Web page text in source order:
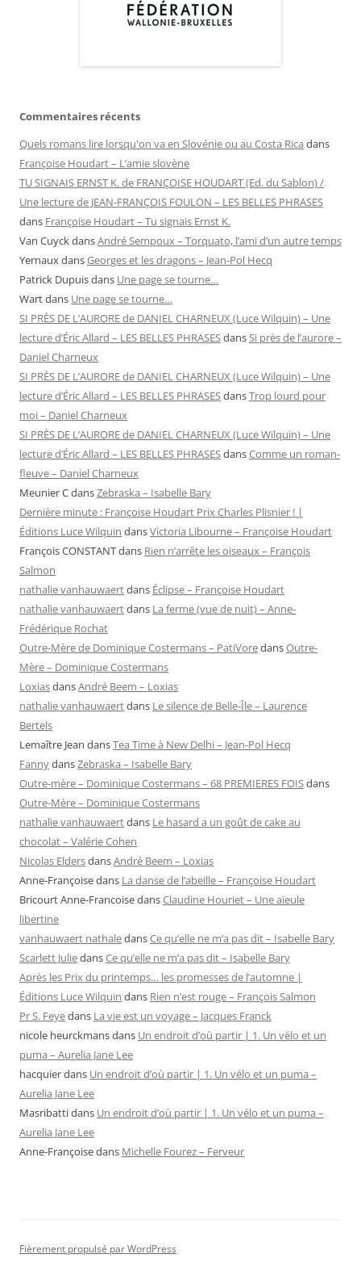
Commentaires récents
Quels romans lire lorsqu'on va en Slovénie ou au Costa Rica dans
Françoise Houdart – L’amie slovène
TU SIGNAIS ERNST K. de FRANÇOISE HOUDART (Ed. du Sablon) /
Une lecture de JEAN-FRANÇOIS FOULON – LES BELLES PHRASES
dans Françoise Houdart – Tu signais Ernst K.
Van CuyckdansAndré Sempoux – Torquato, l’ami d’un autre temps
YernauxdansGeorges et les dragons – Jean-Pol Hecq
Patrick Dupuisdans Une page se tourne…
Wartdans Une page se tourne…
SI PRÈS DE L’AURORE de DANIEL CHARNEUX (Luce Wilquin) – Une
lecture d’Éric Allard – LES BELLES PHRASESdansSi près de l’aurore –
Daniel Charneux
SI PRÈS DE L’AURORE de DANIEL CHARNEUX (Luce Wilquin) – Une
lecture d’Éric Allard – LES BELLES PHRASESdansTrop lourd pour
moi – Daniel Charneux
SI PRÈS DE L’AURORE de DANIEL CHARNEUX (Luce Wilquin) – Une
lecture d’Éric Allard – LES BELLES PHRASESdansComme un roman-
fleuve – Daniel Charneux
Meunier CdansZebraska – Isabelle Bary
Dernière minute : Françoise Houdart Prix Charles Plisnier ! |
Éditions Luce Wilquin dansVictoria Libourne – Françoise Houdart
François CONSTANTdans Rien n’arrête les oiseaux – François
Salmon
nathalie vanhauwaertdans Éclipse – Françoise Houdart
nathalie vanhauwaertdans La ferme (vue de nuit) – Anne-
Frédérique Rochat
Outre-Mère de Dominique Costermans – PatiVoredansOutre-
Mère – Dominique Costermans
LoxiasdansAndré Beem – Loxias
nathalie vanhauwaertdans Le silence de Belle-Île – Laurence
Bertels
Lemaître Jean dansTea Time à New Delhi – Jean-Pol Hecq
FannydansZebraska – Isabelle Bary
Outre-mère – Dominique Costermans – 68 PREMIERES FOISdans
Outre-Mère – Dominique Costermans
nathalie vanhauwaertdans Le hasard a un goût de cake au
chocolat – Valérie Cohen
Nicolas EldersdansAndré Beem – Loxias
Anne-Françoisedans La danse de l’abeille – Françoise Houdart
Bricourt Anne-FrancoisedansClaudine Houriet – Une aïeule
libertine
vanhauwaert nathaledansCe qu’elle ne m’a pas dit – Isabelle Bary
Scarlett JuliedansCe qu’elle ne m’a pas dit – Isabelle Bary
Après les Prix du printemps… les promesses de l’automne |
Éditions Luce Wilquin dans Rien n’est rouge – François Salmon
Pr S. Feyedans La vie est un voyage – Jacques Franck
nicole heurckmansdans Un endroit d’où partir | 1. Un vélo et un
puma – Aurelia Jane Lee
hacquierdans Un endroit d’où partir | 1. Un vélo et un puma –
Aurelia Jane Lee
Masribattidans Un endroit d’où partir | 1. Un vélo et un puma –
Aurelia Jane Lee
Anne-Françoisedans Michelle Fourez – Ferveur
Fièrement propulsé par WordPress